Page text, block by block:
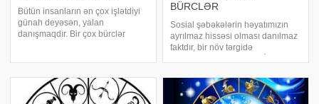
Bütün insanların ən çox işlətdiyi
günah deyəsən, yalan
danışmaqdır. Bir çox bürclər
dolamasına icazə verməmək
üçün yalan danışmağ
BÜRCLƏR
Sosial şəbəkələrin həyatımızın
ayrılmaz hissəsi olması danılmaz
faktdır, bir növ tərgidə
etdirməyi, həm də başqalarının
həyat fəaliyyətini izləməyi sevir.